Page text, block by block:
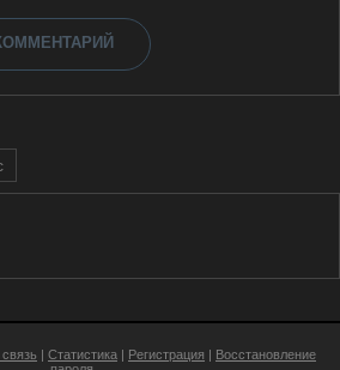
| Статистика | Регистрация | Восстановление